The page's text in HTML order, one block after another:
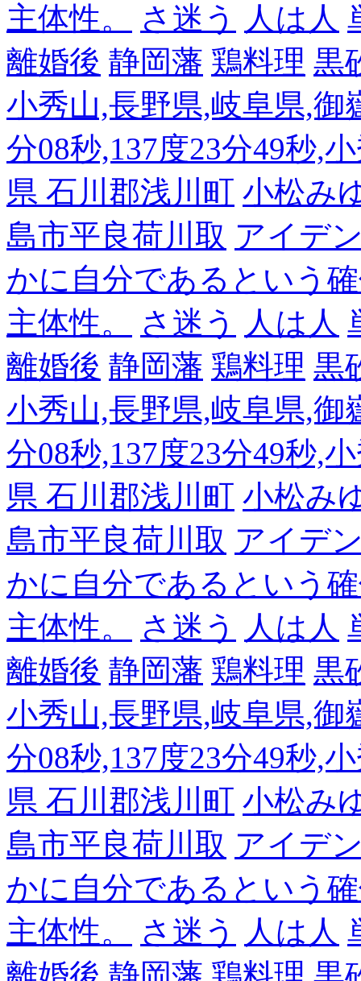
主体性。
さ迷う 人は人
離婚後 静岡藩 鶏料理 黒
小秀山,長野県,岐阜県,御
分08秒,137度23分49秒,
県 石川郡浅川町 小松み
島市平良荷川取 アイデ
かに自分であるという
主体性。
さ迷う 人は人
離婚後 静岡藩 鶏料理 黒
小秀山,長野県,岐阜県,御
分08秒,137度23分49秒,
県 石川郡浅川町 小松み
島市平良荷川取 アイデ
かに自分であるという
主体性。
さ迷う 人は人
離婚後 静岡藩 鶏料理 黒
小秀山,長野県,岐阜県,御
分08秒,137度23分49秒,
県 石川郡浅川町 小松み
島市平良荷川取 アイデ
かに自分であるという
主体性。
さ迷う 人は人